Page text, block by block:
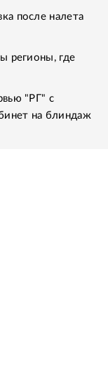
после налета
регионы, где
"РГ" с
на блиндаж